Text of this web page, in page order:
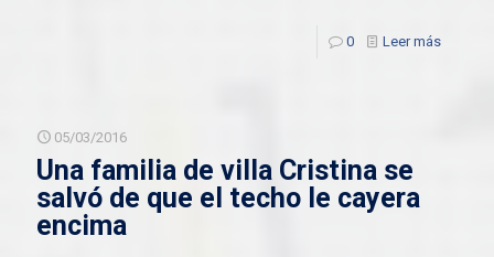
0 Leer más
05/03/2016
Una familia de villa Cristina se
salvó de que el techo le cayera
encima